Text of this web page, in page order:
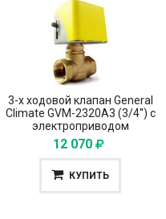
3-х ходовой клапан General
Climate GVM-2320A3 (3/4'') с
электроприводом
12 070
КУПИТЬ